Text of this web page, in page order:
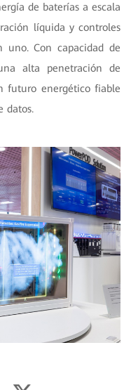
de baterías a escala
líquida y controles
Con capacidad de
alta penetración de
futuro energético fiable
datos.